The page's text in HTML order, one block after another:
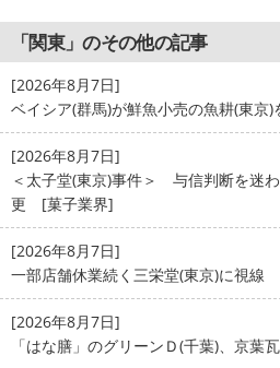
「関東」のその他の記事
[2026年8月7日]
ベイシア(群馬)が鮮魚小売の魚耕(東
[2026年8月7日]
＜太子堂(東京)事件＞ 与信判断を迷
更 [菓子業界]
[2026年8月7日]
一部店舗休業続く三栄堂(東京)に視線
[2026年8月7日]
「はな膳」のグリーンＤ(千葉)、京